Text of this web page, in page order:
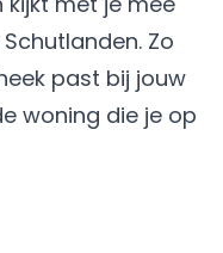
Zo
past bij jouw
woning die je op